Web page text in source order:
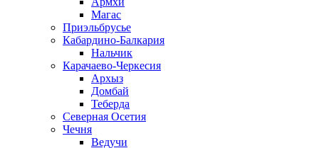
Магас
Приэльбрусье
Кабардино-Балкария
Нальчик
Карачаево-Черкесия
Архыз
Домбай
Теберда
Северная Осетия
Чечня
Ведучи